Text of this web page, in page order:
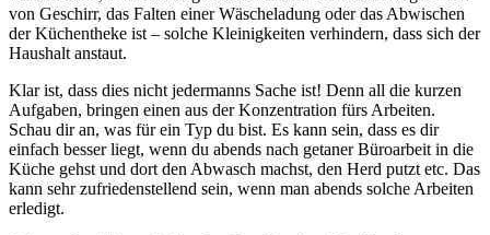
von Geschirr, das Falten einer Wäscheladung oder das Abwischen
der Küchentheke ist – solche Kleinigkeiten verhindern, dass sich der
Haushalt anstaut.
Klar ist, dass dies nicht jedermanns Sache ist! Denn all die kurzen
Aufgaben, bringen einen aus der Konzentration fürs Arbeiten.
Schau dir an, was für ein Typ du bist. Es kann sein, dass es dir
einfach besser liegt, wenn du abends nach getaner Büroarbeit in die
Küche gehst und dort den Abwasch machst, den Herd putzt etc. Das
kann sehr zufriedenstellend sein, wenn man abends solche Arbeiten
erledigt.